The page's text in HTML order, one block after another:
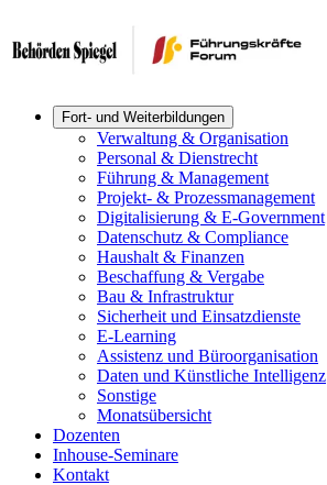
Fort- und Weiterbildungen
Verwaltung & Organisation
Personal & Dienstrecht
Führung & Management
Projekt- & Prozessmanagement
Digitalisierung & E-Government
Datenschutz & Compliance
Haushalt & Finanzen
Beschaffung & Vergabe
Bau & Infrastruktur
Sicherheit und Einsatzdienste
E-Learning
Assistenz und Büroorganisation
Daten und Künstliche Intelligenz
Sonstige
Monatsübersicht
Dozenten
Inhouse-Seminare
Kontakt